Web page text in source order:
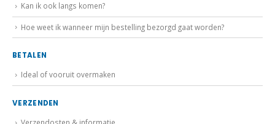
Hoe weet ik wanneer mijn bestelling bezorgd gaat worden?